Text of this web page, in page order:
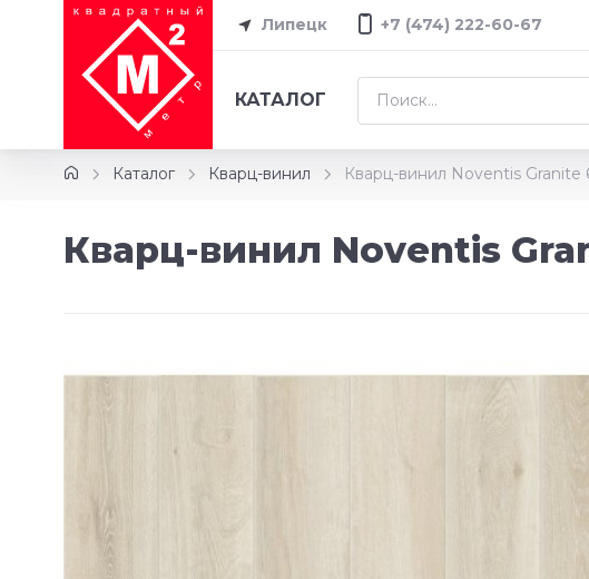
Липецк +7 (474) 222-60-67
КАТАЛОГ
Каталог Кварц-винил Кварц-винил Noventis
Кварц-винил Noventis